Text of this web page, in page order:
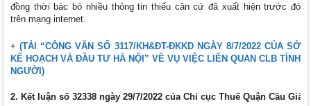
đồng thời bác bỏ nhiều thông tin thiếu căn cứ đã xuất hiện trước đó
trên mạng internet.
+(TẢI “CÔNG VĂN SỐ 3117/KH&ĐT-ĐKKD NGÀY 8/7/2022 CỦA SỞ
KẾ HOẠCH VÀ ĐẦU TƯ HÀ NỘI” VỀ VỤ VIỆC LIÊN QUAN CLB TÌNH
NGƯỜI)
2. Kết luận số 32338 ngày 29/7/2022 của Chi cục Thuế Quận Cầu Giấy